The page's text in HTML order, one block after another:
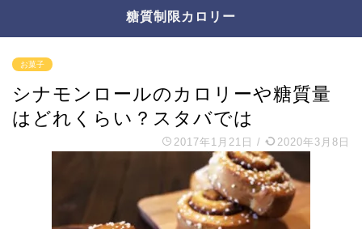
糖質制限カロリー
お菓子
シナモンロールのカロリーや糖質量
はどれくらい？スタバでは
2017年1月21日 / 2020年3月8日